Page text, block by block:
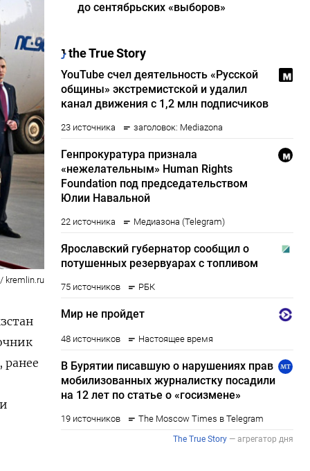
kremlin.ru
ранее
до сентябрьских «выборов»